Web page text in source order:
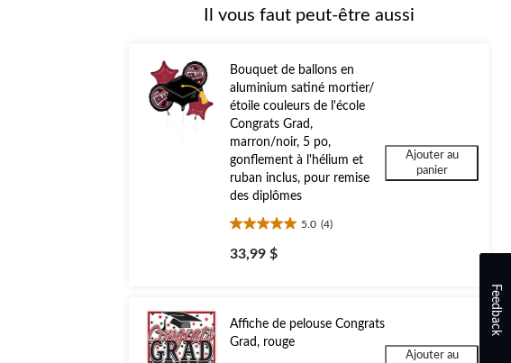
Il vous faut peut-être aussi
Bouquet de ballons en
aluminium satiné mortier/
étoile couleurs de l'école
Congrats Grad,
marron/noir, 5 po,
gonflement à l'hélium et
ruban inclus, pour remise
des diplômes
5.0 (4)
5.0
étoile(s)
évaluations
33,99 $
Ajouter au
panier
Affiche de pelouse Congrats
Grad, rouge
Ajouter au
Feedback